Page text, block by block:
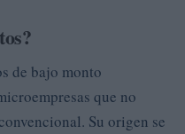
de bajo monto
que no
Su origen se